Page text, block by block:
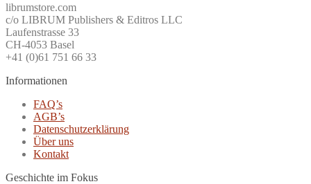
librumstore.com
c/o LIBRUM Publishers & Editros LLC
Laufenstrasse 33
CH-4053 Basel
+41 (0)61 751 66 33
Informationen
FAQ’s
AGB’s
Datenschutzerklärung
Über uns
Kontakt
Geschichte im Fokus